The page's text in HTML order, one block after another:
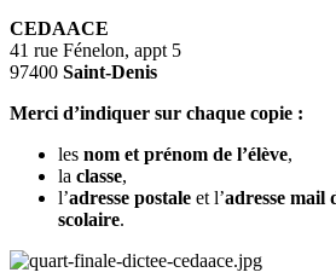
CEDAACE
41 rue Fénelon, appt 5
97400 Saint-Denis
Merci d’indiquer sur chaque copie :
les nom et prénom de l’élève,
la classe,
l’adresse postale et l’adresse mail
scolaire.